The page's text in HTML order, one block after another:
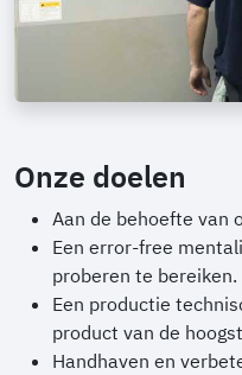
Onze doelen
Aan de behoefte van
Een error-free
proberen te bereiken.
Een productie
product van de
Handhaven en